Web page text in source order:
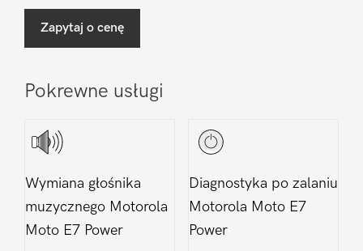
Zapytaj o cenę
Pokrewne usługi
Wymiana głośnika
muzycznego Motorola
Moto E7 Power
Diagnostyka po zalaniu
Motorola Moto E7
Power